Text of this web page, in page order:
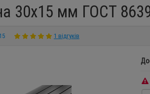
30х15 мм ГОСТ
1 відгуків